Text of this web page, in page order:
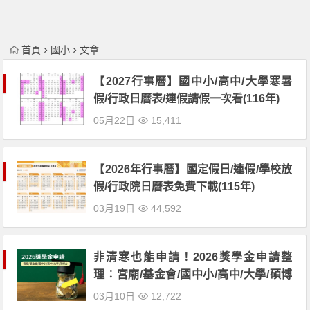
首頁 國小 文章
【2027行事曆】國中小/高中/大學寒暑
假/行政日曆表/連假請假一次看(116年)
05月22日 15,411
【2026年行事曆】國定假日/連假/學校放
假/行政院日曆表免費下載(115年)
03月19日 44,592
非清寒也能申請！2026獎學金申請整
理：宮廟/基金會/國中小/高中/大學/碩博
士績優及特殊境遇助學金(115年)
03月10日 12,722